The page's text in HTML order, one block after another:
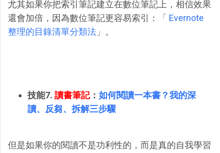
尤其如果你把索引筆記建立在數位筆記上，相信效果
還會加倍，因為數位筆記更容易索引：「 Evernote
整理的目錄清單分類法 」。
技能7. 讀書筆記： 如何閱讀一本書？我的深
讀、反芻、拆解三步驟
但是如果你的閱讀不是功利性的，而是真的自我學習